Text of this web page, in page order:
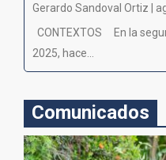
Gerardo Sandoval Ortiz |
CONTEXTOS En la
2025, hace...
Comunicados